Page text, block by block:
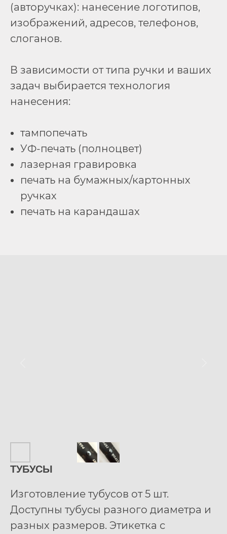
(авторучках): нанесение логотипов,
изображений, адресов, телефонов,
слоганов.
В зависимости от типа ручки и ваших
задач выбирается технология
нанесения:
тампопечать
УФ-печать (полноцвет)
лазерная гравировка
печать на бумажных/картонных
ручках
печать на карандашах
ТУБУСЫ
Изготовление тубусов от 5 шт.
Доступны тубусы разного диаметра и
разных размеров. Этикетка с